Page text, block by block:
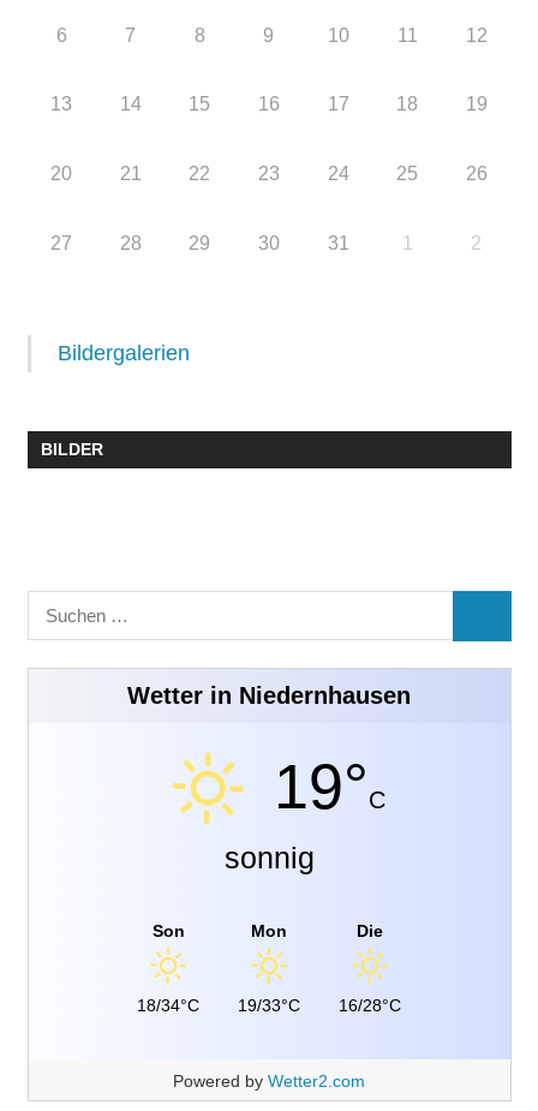
6 7 8 9 10 11 12
13 14 15 16 17 18 19
20 21 22 23 24 25 26
27 28 29 30 31 1 2
Bildergalerien
BILDER
Suchen
nach:
Wetter in Niedernhausen
19°C
sonnig
Son
18/34°C
Mon
19/33°C
Die
16/28°C
Powered by Wetter2.com